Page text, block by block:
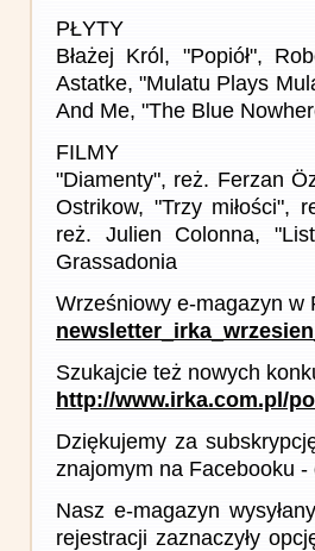
PŁYTY
Błażej Król, "Popiół",
Astatke, "Mulatu Plays
And Me, "The Blue
FILMY
"Diamenty", reż. Ferzan
Ostrikow, "Trzy miłości",
reż. Julien Colonna,
Grassadonia
Wrześniowy e-magazyn w
Szukajcie też nowych
http://www.irka.com.pl/
Dziękujemy za
znajomym na Facebooku
Nasz e-magazyn
rejestracji zaznaczyły